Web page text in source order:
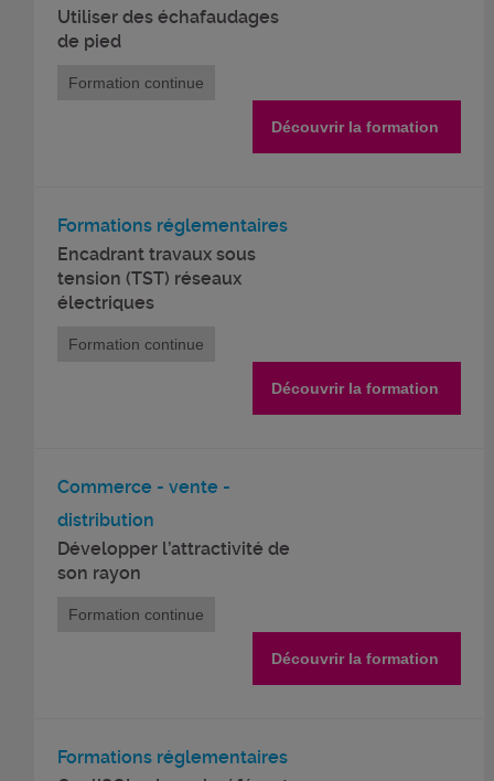
Utiliser des échafaudages
de pied
Formation continue
Découvrir la formation
Formations réglementaires
Encadrant travaux sous
tension (TST) réseaux
électriques
Formation continue
Découvrir la formation
Commerce - vente -
distribution
Développer l’attractivité de
son rayon
Formation continue
Découvrir la formation
Formations réglementaires